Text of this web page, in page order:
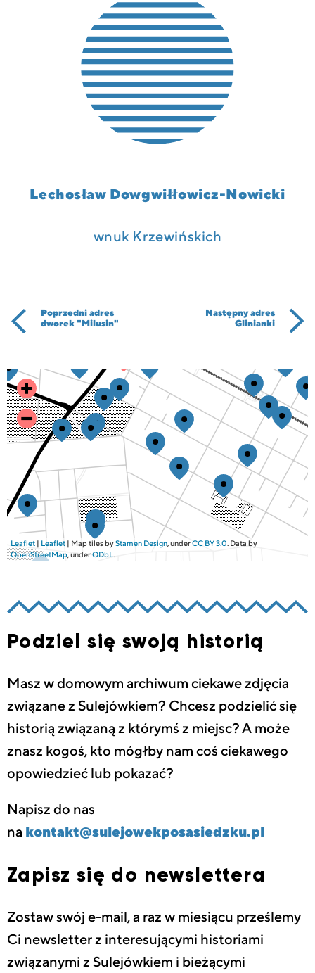
Lechosław Dowgwiłłowicz-Nowicki
wnuk Krzewińskich
Poprzedni adres
dworek "Milusin"
Następny adres
Glinianki
Leaflet | Leaflet | Map tiles byStamen Design, underCC BY 3.0. Data by
OpenStreetMap, underODbL.
Podziel się swoją historią
Masz w domowym archiwum ciekawe zdjęcia
związane z Sulejówkiem? Chcesz podzielić się
historią związaną z którymś z miejsc? A może
znasz kogoś, kto mógłby nam coś ciekawego
opowiedzieć lub pokazać?
Napisz do nas
na kontakt@sulejowekposasiedzku.pl
Zapisz się do newslettera
Zostaw swój e-mail, a raz w miesiącu prześlemy
Ci newsletter z interesującymi historiami
związanymi z Sulejówkiem i bieżącymi